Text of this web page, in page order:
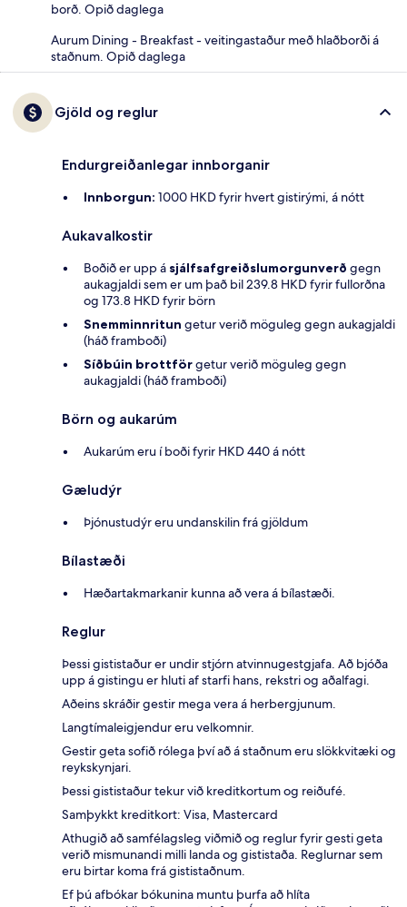
borð. Opið daglega
Aurum Dining - Breakfast - veitingastaður með hlaðborði á
staðnum. Opið daglega
Gjöld og reglur
Endurgreiðanlegar innborganir
Innborgun: 1000 HKD fyrir hvert gistirými, á nótt
Aukavalkostir
Boðið er upp á sjálfsafgreiðslumorgunverð gegn
aukagjaldi sem er um það bil 239.8 HKD fyrir fullorðna
og 173.8 HKD fyrir börn
Snemminnritun getur verið möguleg gegn aukagjaldi
(háð framboði)
Síðbúin brottförgetur verið möguleg gegn
aukagjaldi (háð framboði)
Börn og aukarúm
Aukarúm eru í boði fyrir HKD 440 á nótt
Gæludýr
Þjónustudýr eru undanskilin frá gjöldum
Bílastæði
Hæðartakmarkanir kunna að vera á bílastæði.
Reglur
Þessi gististaður er undir stjórn atvinnugestgjafa. Að bjóða
upp á gistingu er hluti af starfi hans, rekstri og aðalfagi.
Aðeins skráðir gestir mega vera á herbergjunum.
Langtímaleigjendur eru velkomnir.
Gestir geta sofið rólega því að á staðnum eru slökkvitæki og
reykskynjari.
Þessi gististaður tekur við kreditkortum og reiðufé.
Samþykkt kreditkort: Visa, Mastercard
Athugið að samfélagsleg viðmið og reglur fyrir gesti geta
verið mismunandi milli landa og gististaða. Reglurnar sem
eru birtar koma frá gististaðnum.
Ef þú afbókar bókunina muntu þurfa að hlíta